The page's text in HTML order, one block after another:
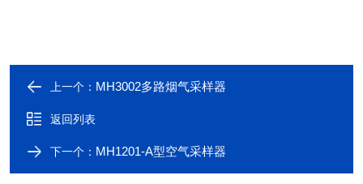
上一个： MH3002多路烟气采样器
返回列表
下一个： MH1201-A型空气采样器